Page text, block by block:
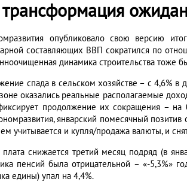
опубликовало свою версию
составляющих ВВП сократился по
динамика строительства тоже
спада в сельском хозяйстве – с 4,6% в
оказались реальные располагаемые
продолжение их сокращения – на
январский помесячный
учитывается и купля/продажа валюты, и
снижается третий месяц подряд (в
пенсий была отрицательной – «-5,3%»
едины) упал на 4,4%.